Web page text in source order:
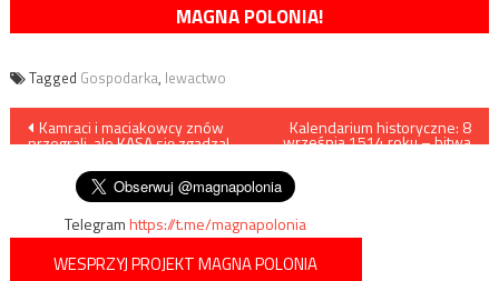
MAGNA POLONIA!
Tagged Gospodarka, lewactwo
Nawigacja
wpisu
Kamraci i maciakowcy znów
przegrali, ale KASA się zgadza!
Kalendarium historyczne: 8
września 1514 roku – bitwa
Telegramhttps://t.me/magnapolonia
WESPRZYJ PROJEKT MAGNA POLONIA